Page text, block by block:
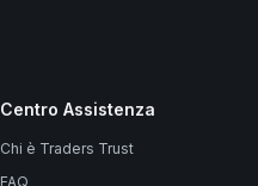
Centro Assistenza
Chi è Traders Trust
FAQ